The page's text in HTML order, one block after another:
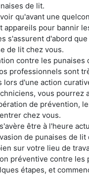
de lit.
qu'avant une
appareils pour bannir
s'assurent d'abord
de lit chez vous.
contre les punaises
professionnels sont
lors d'une action
vous pourrez
de prévention,
chez vous.
être à l'heure
de punaises de lit
sur votre lieu de
préventive contre les
étapes, et